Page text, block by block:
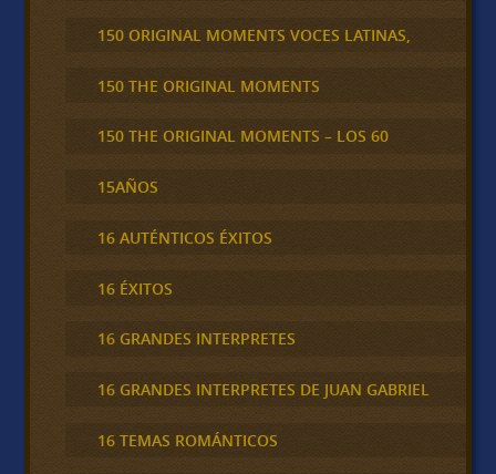
150 ORIGINAL MOMENTS VOCES LATINAS,
150 THE ORIGINAL MOMENTS
150 THE ORIGINAL MOMENTS – LOS 60
15AÑOS
16 AUTÉNTICOS ÉXITOS
16 ÉXITOS
16 GRANDES INTERPRETES
16 GRANDES INTERPRETES DE JUAN GABRIEL
16 TEMAS ROMÁNTICOS